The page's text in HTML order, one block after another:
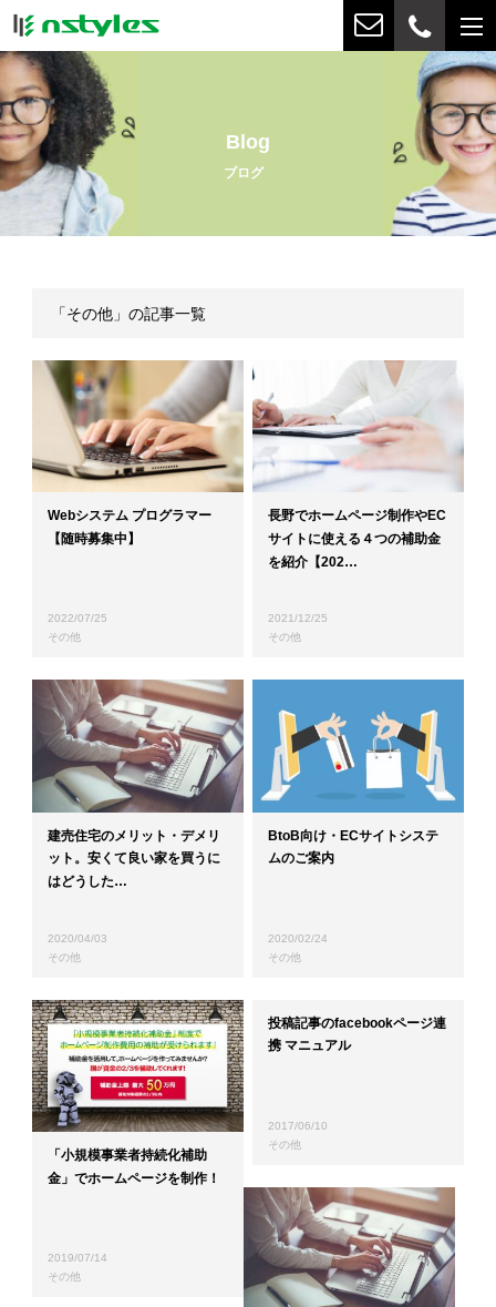
Blog
ブログ
「その他」の記事一覧
Webシステム プログラマー
【随時募集中】
2022/07/25
その他
長野でホームページ制作やEC
サイトに使える４つの補助金
を紹介【202…
2021/12/25
その他
建売住宅のメリット・デメリ
ット。安くて良い家を買うに
はどうした…
2020/04/03
その他
BtoB向け・ECサイトシステ
ムのご案内
2020/02/24
その他
「小規模事業者持続化補助
金」でホームページを制作！
2019/07/14
その他
投稿記事のfacebookページ連
携 マニュアル
2017/06/10
その他